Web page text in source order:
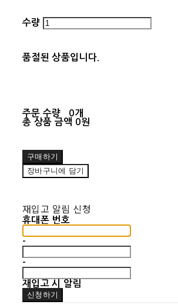
수량
품절된 상품입니다.
주문 수량
0개
총 상품 금액 0원
구매하기
장바구니에 담기
재입고 알림 신청
휴대폰 번호
-
-
재입고 시 알림
신청하기